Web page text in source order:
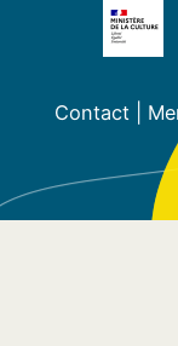
Contact|